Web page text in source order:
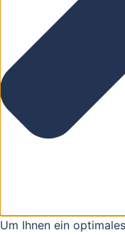
Um Ihnen ein